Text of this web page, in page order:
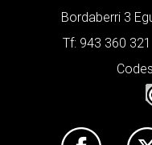
Bordaberri 3
Tf: 943 360